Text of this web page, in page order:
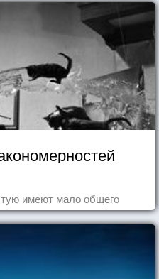
имеют мало общего